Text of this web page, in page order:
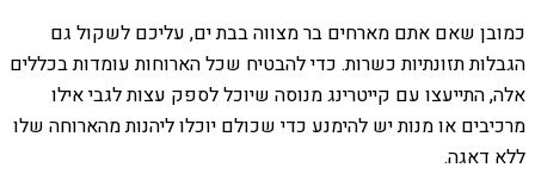
כמובן שאם אתם מארחים בר מצווה בבת ים, עליכם לשקול גם
הגבלות תזונתיות כשרות. כדי להבטיח שכל הארוחות עומדות בכללים
אלה, התייעצו עם קייטרינג מנוסה שיוכל לספק עצות לגבי אילו
מרכיבים או מנות יש להימנע כדי שכולם יוכלו ליהנות מהארוחה שלו
ללא דאגה.